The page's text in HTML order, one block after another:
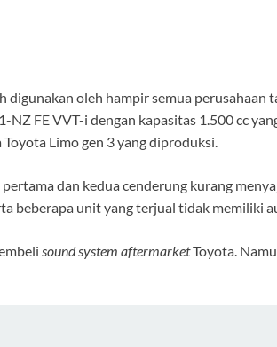
oleh hampir semua perusahaan
FE VVT-i dengan kapasitas 1.500 cc
Toyota Limo gen 3yang diproduksi.
dan kedua cenderung kurang
beberapa unit yang terjual tidak memiliki
sound system aftermarketToyota.